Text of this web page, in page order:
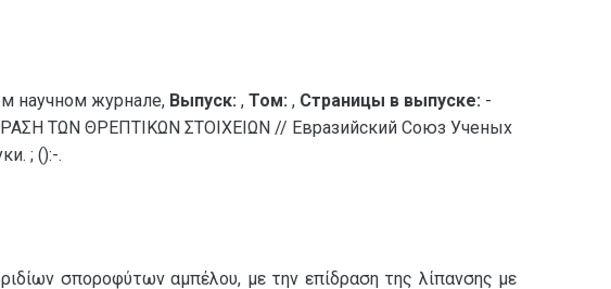
научном журнале, Выпуск: , Том: , Страницы в выпуске: -
ΤΩΝ ΘΡΕΠΤΙΚΩΝ ΣΤΟΙΧΕΙΩΝ // Евразийский Союз Ученых
; ():-.
σποροφύτων αμπέλου, με την επίδραση της λίπανσης με